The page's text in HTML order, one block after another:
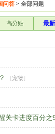
问答 > 全部问题
高分贴 最
[宠物]
关卡进度百分